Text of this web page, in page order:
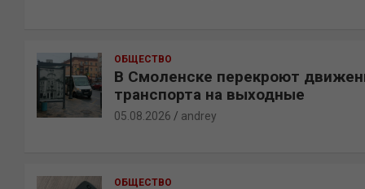
ОБЩЕСТВО
В Смоленске перекроют
транспорта на выходные
05.08.2026 andrey
ОБЩЕСТВО